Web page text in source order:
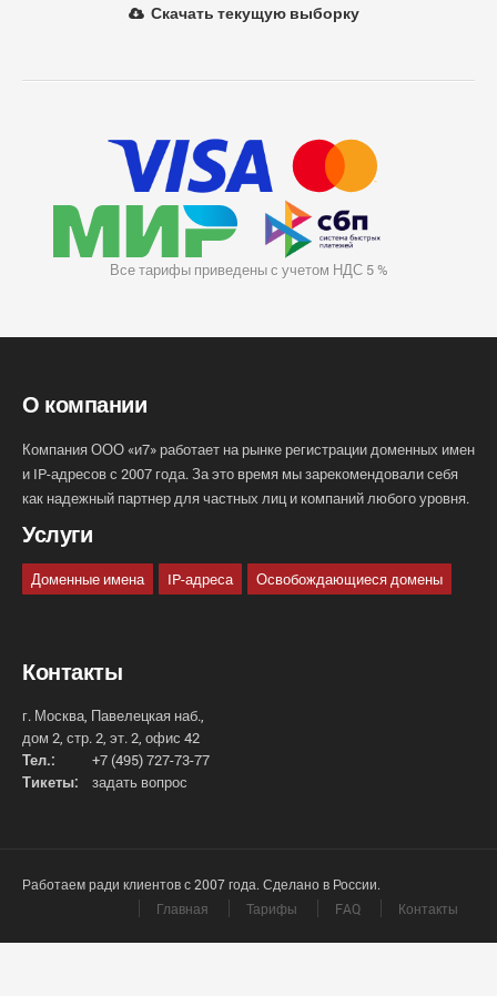
Скачать текущую выборку
Все тарифы приведены с учетом НДС 5 %
О компании
Компания ООО «и7» работает на рынке регистрации доменных имен
и IP-адресов с 2007 года. За это время мы зарекомендовали себя
как надежный партнер для частных лиц и компаний любого уровня.
Услуги
Доменные имена IP-адреса Освобождающиеся домены
Контакты
г. Москва, Павелецкая наб.,
дом 2, стр. 2, эт. 2, офис 42
Тел.:
+7 (495) 727-73-77
Тикеты:
задать вопрос
Работаем ради клиентов с 2007 года. Сделано в России.
Главная
Тарифы FAQ Контакты